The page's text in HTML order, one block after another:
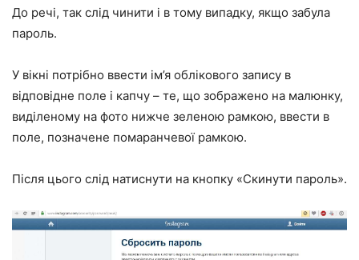
До речі, так слід чинити і в тому випадку, якщо забула
пароль.
У вікні потрібно ввести ім’я облікового запису в
відповідне поле і капчу – те, що зображено на малюнку,
виділеному на фото нижче зеленою рамкою, ввести в
поле, позначене помаранчевої рамкою.
Після цього слід натиснути на кнопку «Скинути пароль».